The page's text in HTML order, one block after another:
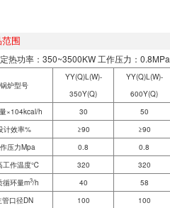
围
热功率：350~3500KW 工作压力：0.8MPa
锅炉型号
YY(Q)L(W)-
350Y(Q)
YY(Q)L(W)-
600Y(Q)
×104kcal/h
30 50
计效率%
≥90 ≥90
压力Mpa
0.8 0.8
工作温度℃
320 320
循环量m3/h 40 58
管口径DN
100 100